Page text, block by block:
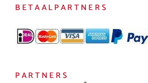
BETAALPARTNERS
PARTNERS